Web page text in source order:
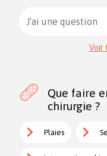
J'ai une question
Voir
Que faire
chirurgie ?
Plaies